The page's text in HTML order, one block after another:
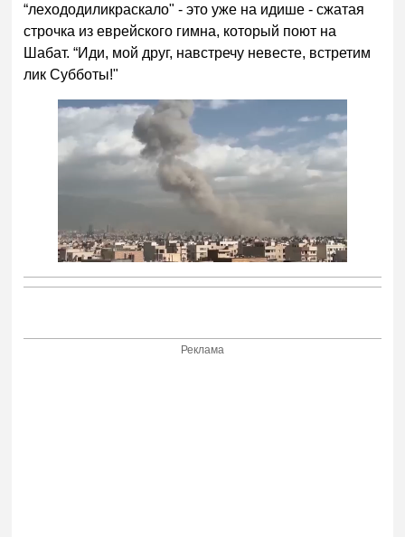
“лехододиликраскало" - это уже на идише - сжатая
строчка из еврейского гимна, который поют на
Шабат. “Иди, мой друг, навстречу невесте, встретим
лик Субботы!"
Реклама